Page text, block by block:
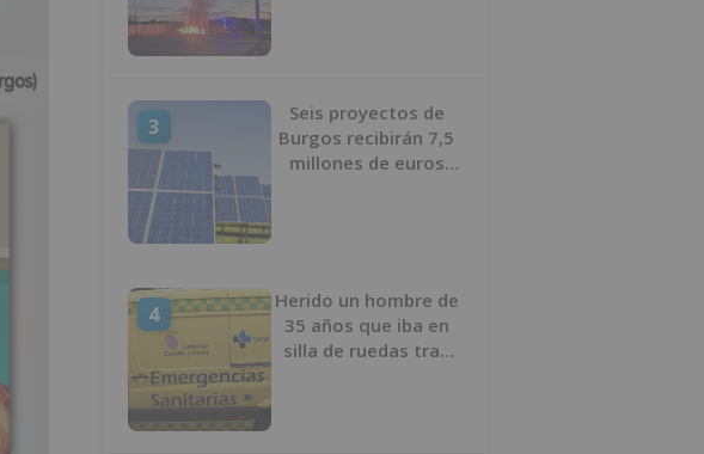
3
Seis proyectos de
Burgos recibirán 7,5
millones de euros
4
Herido un hombre de
35 años que iba en
silla de ruedas tras